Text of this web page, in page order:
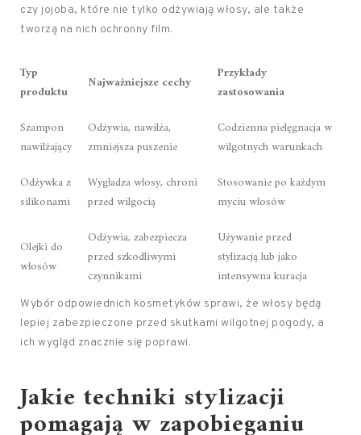
czy jojoba, które nie tylko odżywiają włosy, ale także
tworzą na nich ochronny film.
Typ
produktu
Najważniejsze cechy
Przykłady
zastosowania
Szampon
nawilżający
Odżywia, nawilża,
zmniejsza puszenie
Codzienna pielęgnacja w
wilgotnych warunkach
Odżywka z
silikonami
Wygładza włosy, chroni
przed wilgocią
Stosowanie po każdym
myciu włosów
Olejki do
włosów
Odżywia, zabezpiecza
przed szkodliwymi
czynnikami
Używanie przed
stylizacją lub jako
intensywna kuracja
Wybór odpowiednich kosmetyków sprawi, że włosy będą
lepiej zabezpieczone przed skutkami wilgotnej pogody, a
ich wygląd znacznie się poprawi.
Jakie techniki stylizacji
pomagają w zapobieganiu